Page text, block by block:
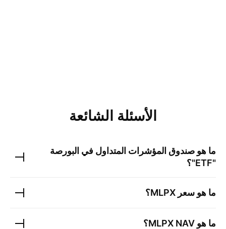
الأسئلة الشائعة
ما هو صندوق المؤشرات المتداول في البورصة
"ETF"؟
ما هو سعر MLPX؟
ما هو MLPX NAV؟